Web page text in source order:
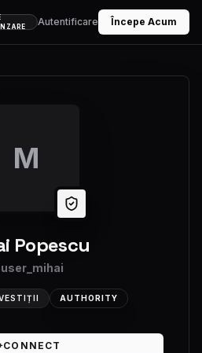
Autentificare Începe Acum
M
Popescu
user_mihai
AUTHORITY
CONNECT